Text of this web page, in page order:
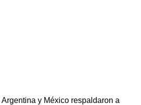
y México respaldaron a